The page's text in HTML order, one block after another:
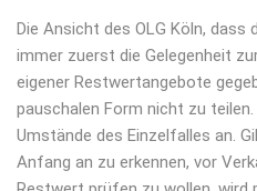
Die Ansicht des OLG Köln, dass
immer zuerst die Gelegenheit
eigener Restwertangebote
pauschalen Form nicht zu
Umstände des Einzelfalles an.
Anfang an zu erkennen, vor